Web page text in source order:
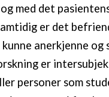
med det
er det
kunne anerkjenne
er
personer som